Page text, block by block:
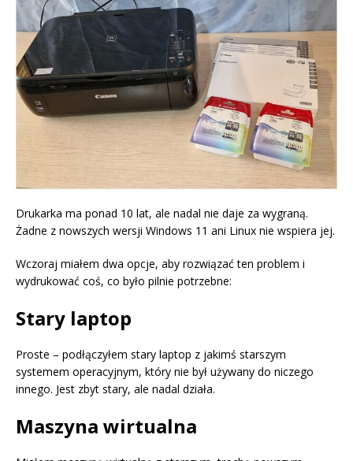
Drukarka ma ponad 10 lat, ale nadal nie daje za wygraną.
Żadne z nowszych wersji Windows 11 ani Linux nie wspiera jej.
Wczoraj miałem dwa opcje, aby rozwiązać ten problem i
wydrukować coś, co było pilnie potrzebne:
Stary laptop
Proste – podłączyłem stary laptop z jakimś starszym
systemem operacyjnym, który nie był używany do niczego
innego. Jest zbyt stary, ale nadal działa.
Maszyna wirtualna